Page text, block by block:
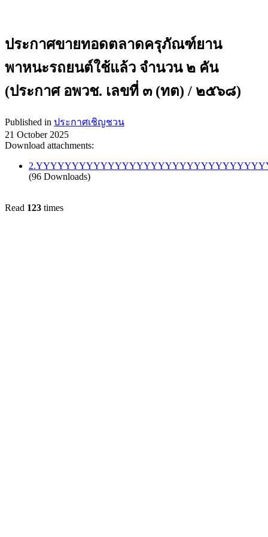
ประกาศขายทอดตลาดครุภัณฑ์ยาน
พาหนะรถยนต์ใช้แล้ว จำนวน ๒ คัน
(ประกาศ อพวช. เลขที่ ๓ (ทต) / ๒๕๖๘)
Published in ประกาศเชิญชวน
21 October 2025
Download attachments:
(96 Downloads)
Read 123 times